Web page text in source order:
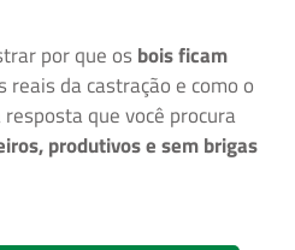
por que os bois ficam
reais da castração e como o
que você procura
produtivos e sem brigas